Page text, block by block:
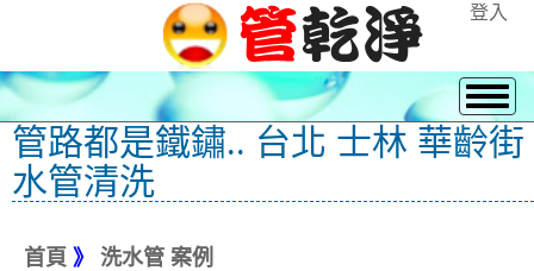
登入
管路都是鐵鏽.. 台北 士林 華齡街
水管清洗
首頁 》 洗水管 案例